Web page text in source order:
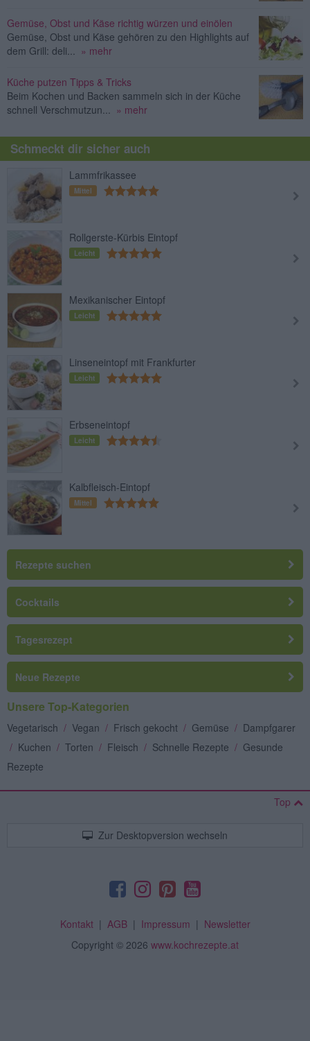
Gemüse, Obst und Käse richtig würzen und einölen
Gemüse, Obst und Käse gehören zu den Highlights auf
dem Grill: deli... » mehr
Küche putzen Tipps & Tricks
Beim Kochen und Backen sammeln sich in der Küche
schnell Verschmutzun... » mehr
Schmeckt dir sicher auch
Lammfrikassee
Mittel
Rollgerste-Kürbis Eintopf
Leicht
Mexikanischer Eintopf
Leicht
Linseneintopf mit Frankfurter
Leicht
Erbseneintopf
Leicht
Kalbfleisch-Eintopf
Mittel
Rezepte suchen
Cocktails
Tagesrezept
Neue Rezepte
Unsere Top-Kategorien
Vegetarisch / Vegan / Frisch gekocht / Gemüse / Dampfgarer
/ Kuchen / Torten / Fleisch / Schnelle Rezepte / Gesunde
Rezepte
Top
Zur Desktopversion wechseln
Kontakt| AGB| Impressum | Newsletter
Copyright © 2026 www.kochrezepte.at